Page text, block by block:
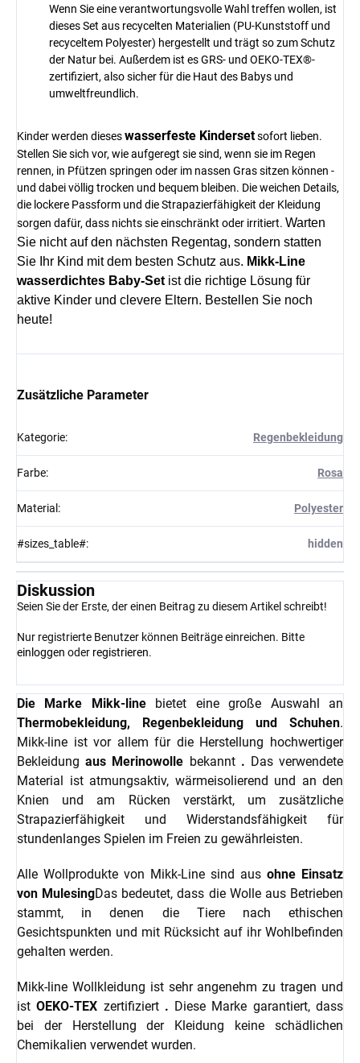
Wenn Sie eine verantwortungsvolle Wahl treffen wollen, ist
dieses Set aus recycelten Materialien (PU-Kunststoff und
recyceltem Polyester) hergestellt und trägt so zum Schutz
der Natur bei. Außerdem ist es GRS- und OEKO-TEX®-
zertifiziert, also sicher für die Haut des Babys und
umweltfreundlich.
Kinder werden dieseswasserfeste Kindersetsofort lieben.
Stellen Sie sich vor, wie aufgeregt sie sind, wenn sie im Regen
rennen, in Pfützen springen oder im nassen Gras sitzen können -
und dabei völlig trocken und bequem bleiben. Die weichen Details,
die lockere Passform und die Strapazierfähigkeit der Kleidung
sorgen dafür, dass nichts sie einschränkt oder irritiert. Warten
Sie nicht auf den nächsten Regentag, sondern statten
Sie Ihr Kind mit dem besten Schutz aus. Mikk-Line
wasserdichtes Baby-Setist die richtige Lösung für
aktive Kinder und clevere Eltern. Bestellen Sie noch
heute!
Zusätzliche Parameter
Kategorie: Regenbekleidung
Farbe: Rosa
Material : Polyester
#sizes_table#: hidden
Diskussion
Seien Sie der Erste, der einen Beitrag zu diesem Artikel schreibt!
Nur registrierte Benutzer können Beiträge einreichen. Bitte
einloggen oder registrieren.
Die Marke Mikk-linebietet eine große Auswahl an
Thermobekleidung, Regenbekleidung und Schuhen.
Mikk-line ist vor allem für die Herstellung hochwertiger
Bekleidungaus Merinowolle bekannt . Das verwendete
Material ist atmungsaktiv, wärmeisolierend und an den
Knien und am Rücken verstärkt, um zusätzliche
Strapazierfähigkeit und Widerstandsfähigkeit für
stundenlanges Spielen im Freien zu gewährleisten.
Alle Wollprodukte von Mikk-Line sind aus ohne Einsatz
von MulesingDas bedeutet, dass die Wolle aus Betrieben
stammt, in denen die Tiere nach ethischen
Gesichtspunkten und mit Rücksicht auf ihr Wohlbefinden
gehalten werden.
Mikk-line Wollkleidung ist sehr angenehm zu tragen und
istOEKO-TEX zertifiziert . Diese Marke garantiert, dass
bei der Herstellung der Kleidung keine schädlichen
Chemikalien verwendet wurden.